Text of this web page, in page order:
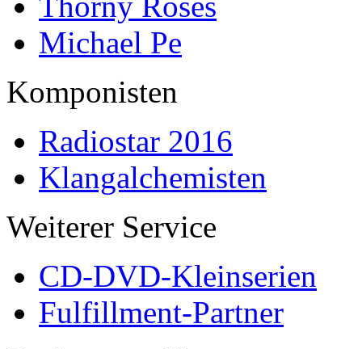
Michael Pe
Komponisten
Radiostar 2016
Klangalchemisten
Weiterer Service
CD-DVD-Kleinserien
Fulfillment-Partner